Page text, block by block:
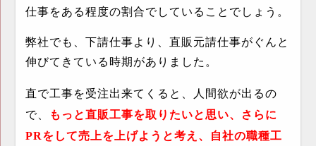
仕事をある程度の割合でしていることでしょう。
弊社でも、下請仕事より、直販元請仕事がぐんと
伸びてきている時期がありました。
直で工事を受注出来てくると、人間欲が出るの
で、
もっと直販工事を取りたいと思い、さらに
PRをして売上を上げようと考え、自社の職種工